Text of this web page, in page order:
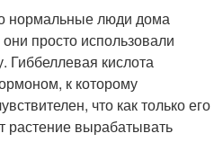
нормальные люди дома
они просто использовали
Гиббеллевая кислота
к которому
что как только его
растение вырабатывать